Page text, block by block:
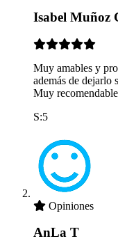
Isabel Muñoz
Muy amables y
además de dejarlo
Muy
S:5
Opiniones
AnLa T